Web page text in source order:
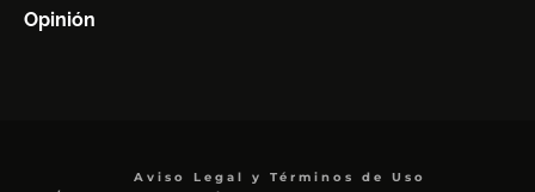
Opinión
Aviso Legal y Términos de Uso